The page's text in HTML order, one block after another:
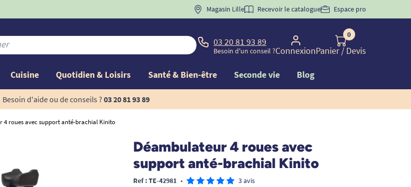
BIENVENUE" pourla 1ère commande d'incontinence
Magasin Lille Recevoir le catalogue Espace pro
03 20 81 93 89
Besoin d'un conseil ?Connexion
0
Panier/ Devis
Cuisine Quotidien & Loisirs Santé & Bien-être Seconde vie Blog
Besoin d'aide ou de conseils ? 03 20 81 93 89
4 roues avec support anté-brachial Kinito
Déambulateur 4 roues avec
support anté-brachial Kinito
Ref : TE-42981 • 3 avis